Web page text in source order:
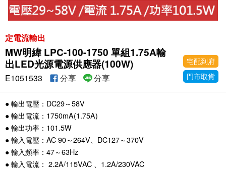
定電流輸出
MW明緯 LPC-100-1750 單組1.75A輸
出LED光源電源供應器(100W)
宅配到府
門市取貨
E1051533 分享 分享
● 輸出電壓：DC29～58V
● 輸出電流：1750mA(1.75A)
● 輸出功率：101.5W
● 輸入電壓：AC 90～264V、DC127～370V
● 輸入頻率：47～63Hz
● 輸入電流： 2.2A/115VAC 、1.2A/230VAC